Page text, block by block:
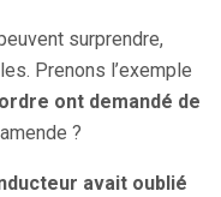
surprendre,
Prenons l’exemple
ont demandé de
?
avait oublié